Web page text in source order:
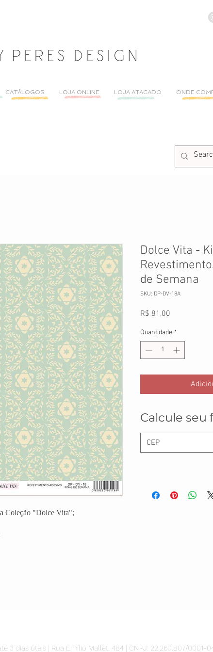
CATÁLOGOS LOJA ONLINE LOJA ATACADO ONDE
Coleção "Dolce Vita";
Dolce Vita -
de Semana
SKU: DP-DV-18A
R$ 81,00
Quantidade *
Calcule seu
3 dias úteis | Rua Emílio Mallet, 484 | CNPJ: 22.260.807/0001-